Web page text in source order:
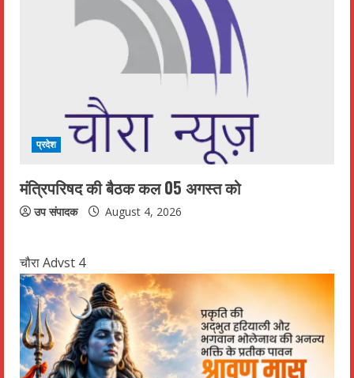
प्रदेश
मंत्रिपरिषद की बैठक कल 05 अगस्त को
उप संपादक August 4, 2026
चौरा Advst 4